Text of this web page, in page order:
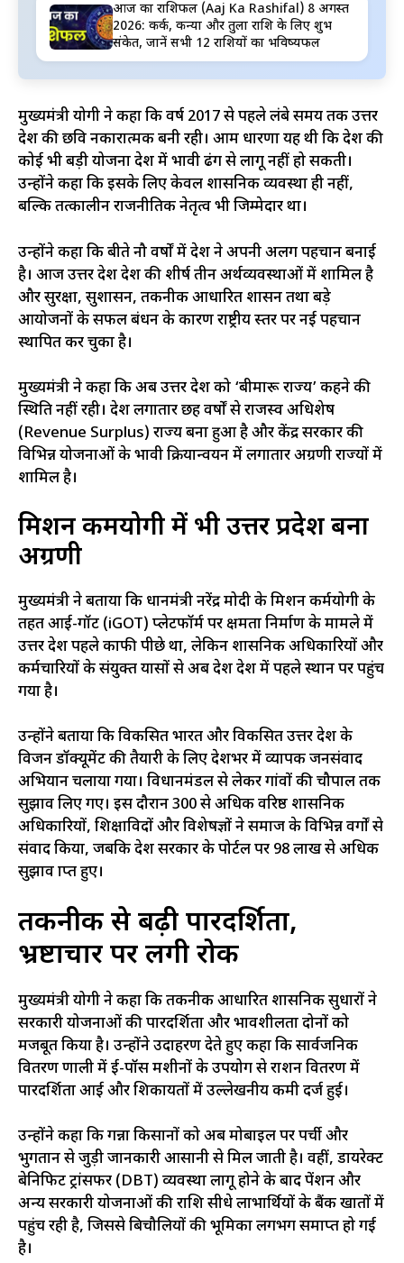
आज का राशिफल (Aaj Ka Rashifal) 8 अगस्त
2026: कर्क, कन्या और तुला राशि के लिए शुभ
संकेत, जानें सभी 12 राशियों का भविष्यफल
मुख्यमंत्री योगी ने कहा कि वर्ष 2017 से पहले लंबे समय तक उत्तर
प्रदेश की छवि नकारात्मक बनी रही। आम धारणा यह थी कि देश की
कोई भी बड़ी योजना प्रदेश में प्रभावी ढंग से लागू नहीं हो सकती।
उन्होंने कहा कि इसके लिए केवल प्रशासनिक व्यवस्था ही नहीं,
बल्कि तत्कालीन राजनीतिक नेतृत्व भी जिम्मेदार था।
उन्होंने कहा कि बीते नौ वर्षों में प्रदेश ने अपनी अलग पहचान बनाई
है। आज उत्तर प्रदेश देश की शीर्ष तीन अर्थव्यवस्थाओं में शामिल है
और सुरक्षा, सुशासन, तकनीक आधारित प्रशासन तथा बड़े
आयोजनों के सफल प्रबंधन के कारण राष्ट्रीय स्तर पर नई पहचान
स्थापित कर चुका है।
मुख्यमंत्री ने कहा कि अब उत्तर प्रदेश को ‘बीमारू राज्य’ कहने की
स्थिति नहीं रही। प्रदेश लगातार छह वर्षों से राजस्व अधिशेष
(Revenue Surplus) राज्य बना हुआ है और केंद्र सरकार की
विभिन्न योजनाओं के प्रभावी क्रियान्वयन में लगातार अग्रणी राज्यों में
शामिल है।
मिशन कर्मयोगी में भी उत्तर प्रदेश बना
अग्रणी
मुख्यमंत्री ने बताया कि प्रधानमंत्री नरेंद्र मोदी के मिशन कर्मयोगी के
तहत आई-गॉट (iGOT) प्लेटफॉर्म पर क्षमता निर्माण के मामले में
उत्तर प्रदेश पहले काफी पीछे था, लेकिन प्रशासनिक अधिकारियों और
कर्मचारियों के संयुक्त प्रयासों से अब प्रदेश देश में पहले स्थान पर पहुंच
गया है।
उन्होंने बताया कि विकसित भारत और विकसित उत्तर प्रदेश के
विजन डॉक्यूमेंट की तैयारी के लिए प्रदेशभर में व्यापक जनसंवाद
अभियान चलाया गया। विधानमंडल से लेकर गांवों की चौपाल तक
सुझाव लिए गए। इस दौरान 300 से अधिक वरिष्ठ प्रशासनिक
अधिकारियों, शिक्षाविदों और विशेषज्ञों ने समाज के विभिन्न वर्गों से
संवाद किया, जबकि प्रदेश सरकार के पोर्टल पर 98 लाख से अधिक
सुझाव प्राप्त हुए।
तकनीक से बढ़ी पारदर्शिता,
भ्रष्टाचार पर लगी रोक
मुख्यमंत्री योगी ने कहा कि तकनीक आधारित प्रशासनिक सुधारों ने
सरकारी योजनाओं की पारदर्शिता और प्रभावशीलता दोनों को
मजबूत किया है। उन्होंने उदाहरण देते हुए कहा कि सार्वजनिक
वितरण प्रणाली में ई-पॉस मशीनों के उपयोग से राशन वितरण में
पारदर्शिता आई और शिकायतों में उल्लेखनीय कमी दर्ज हुई।
उन्होंने कहा कि गन्ना किसानों को अब मोबाइल पर पर्ची और
भुगतान से जुड़ी जानकारी आसानी से मिल जाती है। वहीं, डायरेक्ट
बेनिफिट ट्रांसफर (DBT) व्यवस्था लागू होने के बाद पेंशन और
अन्य सरकारी योजनाओं की राशि सीधे लाभार्थियों के बैंक खातों में
पहुंच रही है, जिससे बिचौलियों की भूमिका लगभग समाप्त हो गई
है।